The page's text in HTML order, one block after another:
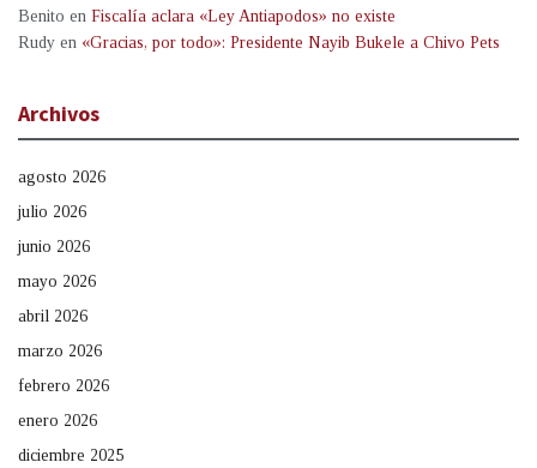
Benito en Fiscalía aclara «Ley Antiapodos» no existe
Rudy en «Gracias, por todo»: Presidente Nayib Bukele a Chivo Pets
Archivos
agosto 2026
julio 2026
junio 2026
mayo 2026
abril 2026
marzo 2026
febrero 2026
enero 2026
diciembre 2025